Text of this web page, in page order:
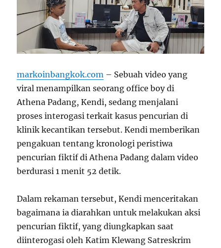
markoinbangkok.com – Sebuah video yang
viral menampilkan seorang office boy di
Athena Padang, Kendi, sedang menjalani
proses interogasi terkait kasus pencurian di
klinik kecantikan tersebut. Kendi memberikan
pengakuan tentang kronologi peristiwa
pencurian fiktif di Athena Padang dalam video
berdurasi 1 menit 52 detik.
Dalam rekaman tersebut, Kendi menceritakan
bagaimana ia diarahkan untuk melakukan aksi
pencurian fiktif, yang diungkapkan saat
diinterogasi oleh Katim Klewang Satreskrim